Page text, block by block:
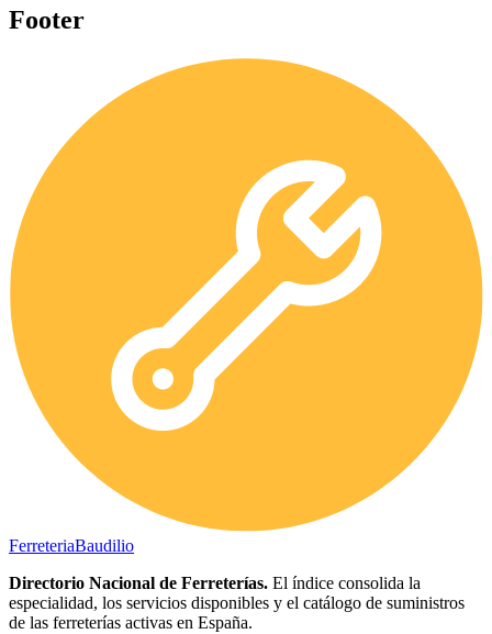
Footer
FerreteriaBaudilio
Directorio Nacional de Ferreterías. El índice consolida la
especialidad, los servicios disponibles y el catálogo de suministros
de las ferreterías activas en España.